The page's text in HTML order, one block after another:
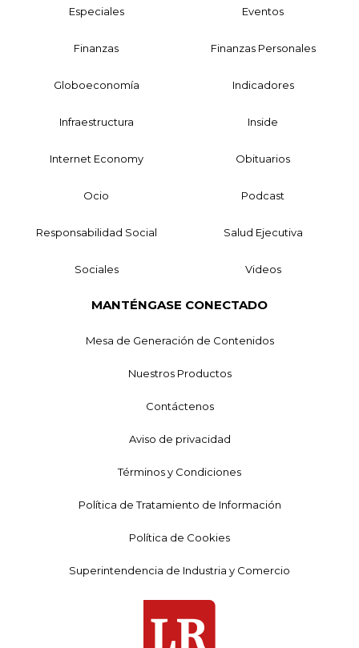
Especiales Eventos
Finanzas Finanzas Personales
Globoeconomía Indicadores
Infraestructura Inside
Internet Economy Obituarios
Ocio Podcast
Responsabilidad Social Salud Ejecutiva
Sociales Videos
MANTÉNGASE CONECTADO
Mesa de Generación de Contenidos
Nuestros Productos
Contáctenos
Aviso de privacidad
Términos y Condiciones
Política de Tratamiento de Información
Política de Cookies
Superintendencia de Industria y Comercio